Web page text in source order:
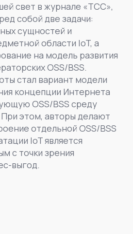
свет в журнале «ТСС»,
собой две задачи:
сущностей и
области IoT, а
на модель развития
OSS/BSS.
стал вариант модели
концепции Интернета
OSS/BSS среду
этом, авторы делают
отдельной OSS/BSS
IoT является
с точки зрения
выгод.